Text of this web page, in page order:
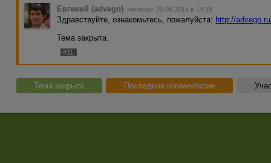
Евгений (advego) написал 20.08.2015 в 14:18
Здравствуйте, ознакомьтесь, пожалуйста: http://
Тема закрыта.
#11
Тема закрыта Последние комментарии